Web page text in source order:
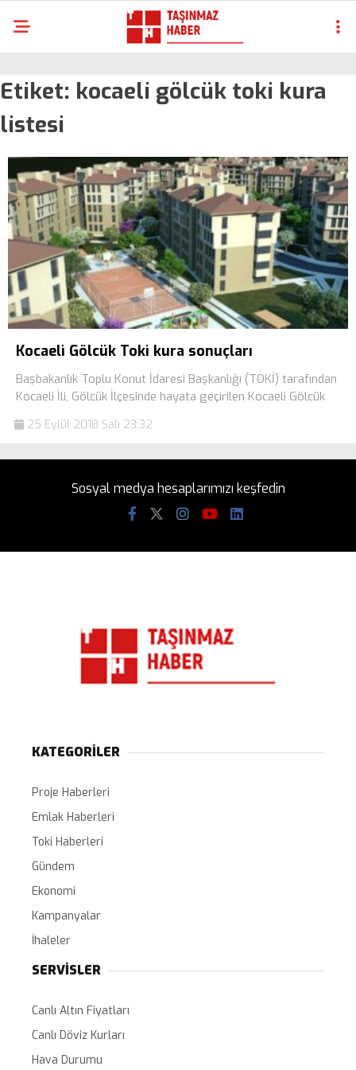
Etiket: kocaeli gölcük toki kura
listesi
Kocaeli Gölcük Toki kura sonuçları
Başbakanlık Toplu Konut İdaresi Başkanlığı (TOKİ) tarafından
Kocaeli İli, Gölcük İlçesinde hayata geçirilen Kocaeli Gölcük
25 Eylül 2018 Salı 23:32
Sosyal medya hesaplarımızı keşfedin
KATEGORİLER
Proje Haberleri
Emlak Haberleri
Toki Haberleri
Gündem
Ekonomi
Kampanyalar
İhaleler
SERVİSLER
Canlı Altın Fiyatları
Canlı Döviz Kurları
Hava Durumu